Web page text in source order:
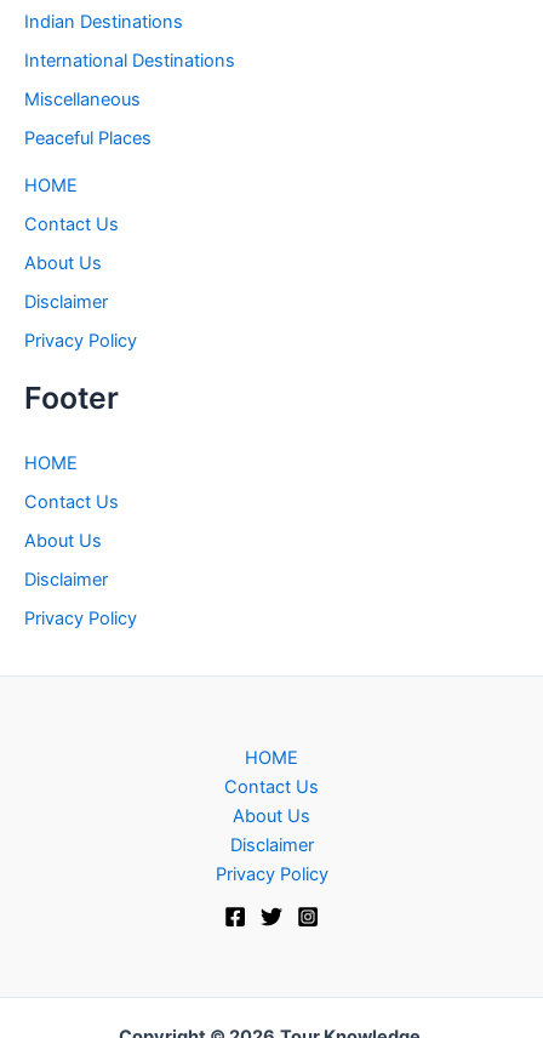
Indian Destinations
International Destinations
Miscellaneous
Peaceful Places
HOME
Contact Us
About Us
Disclaimer
Privacy Policy
Footer
HOME
Contact Us
About Us
Disclaimer
Privacy Policy
HOME
Contact Us
About Us
Disclaimer
Privacy Policy